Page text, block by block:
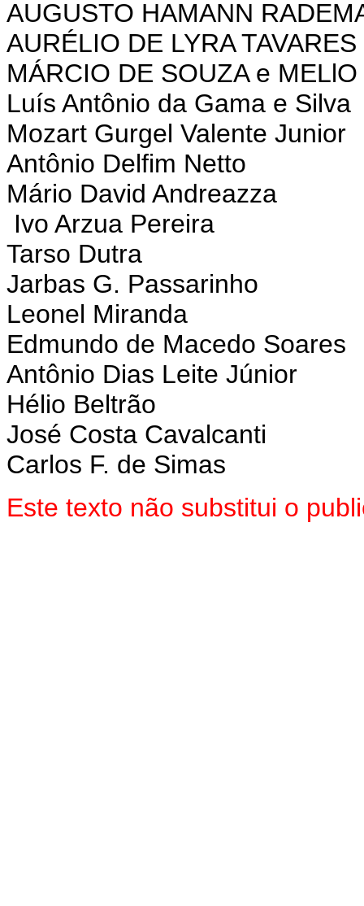
AUGUSTO HAMANN
AURÉLIO DE LYRA TAVARES
MÁRCIO DE SOUZA e MELlO
Luís Antônio da Gama e Silva
Mozart Gurgel Valente Junior
Antônio Delfim Netto
Mário David Andreazza
Ivo Arzua Pereira
Tarso Dutra
Jarbas G. Passarinho
Leonel Miranda
Edmundo de Macedo Soares
Antônio Dias Leite Júnior
Hélio Beltrão
José Costa Cavalcanti
Carlos F. de Simas
Este texto não substitui o